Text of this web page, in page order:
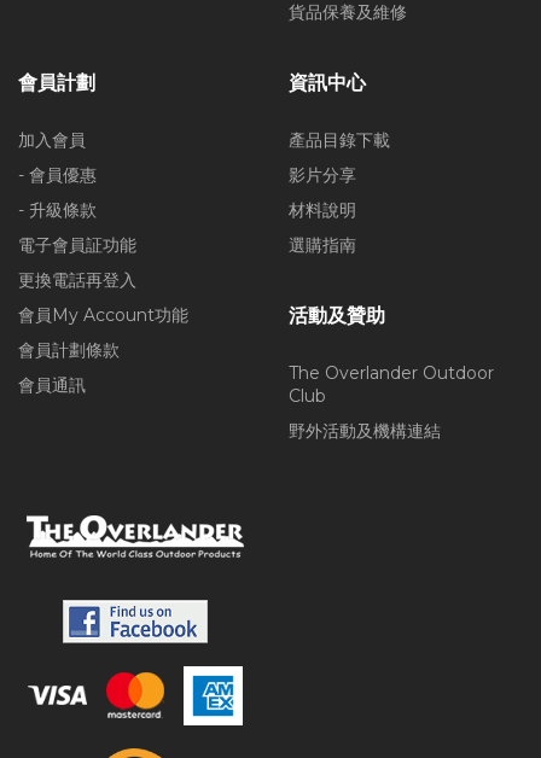
貨品保養及維修
會員計劃
加入會員
- 會員優惠
- 升級條款
電子會員証功能
更換電話再登入
會員My Account功能
會員計劃條款
會員通訊
資訊中心
產品目錄下載
影片分享
材料說明
選購指南
活動及贊助
The Overlander Outdoor
Club
野外活動及機構連結